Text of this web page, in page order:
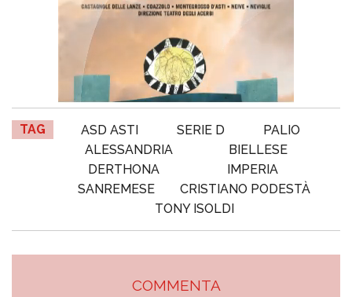
TAG ASD ASTI SERIE D
PALIO
ALESSANDRIA
BIELLESE
DERTHONA
IMPERIA
SANREMESE
CRISTIANO PODESTÀ
TONY ISOLDI
COMMENTA